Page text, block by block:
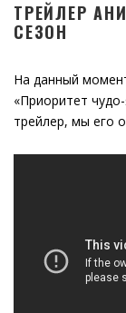
ТРЕЙЛЕР
СЕЗОН
На данный
«Приоритет
трейлер, мы его